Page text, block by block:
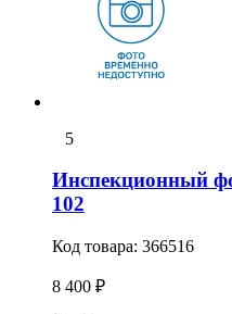
5
Инспекционный
102
Код товара: 366516
8 400 ₽